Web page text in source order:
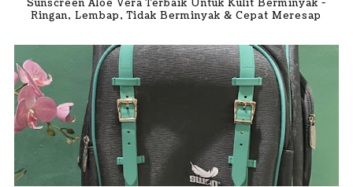
Sunscreen Aloe Vera Terbaik Untuk Kulit Berminyak -
Ringan, Lembap, Tidak Berminyak & Cepat Meresap